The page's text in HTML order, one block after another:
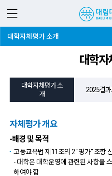
대학자체평가 소개
대학자
대학자체평가 소
개
2025결과
자체평가 개요
-배경 및 목적
고등교육법 제11조의 2 "평가" 조항
- 대학은 대학운영에 관련된 사항을
하여야 함